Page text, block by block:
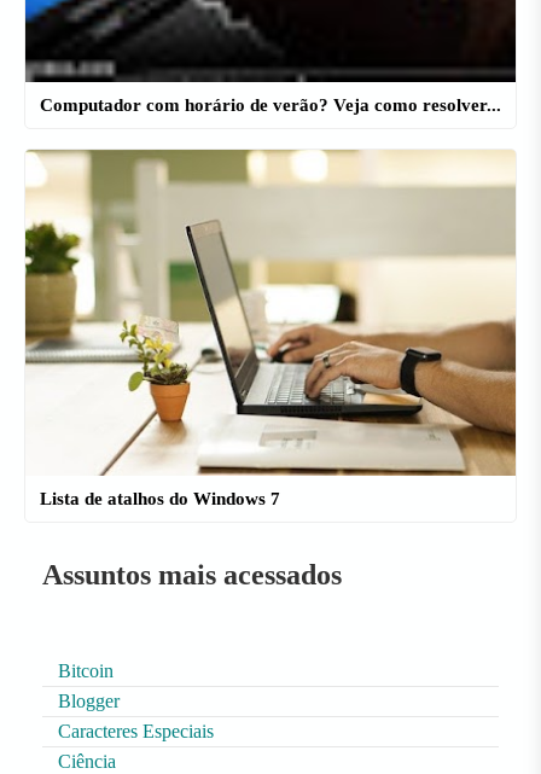
Computador com horário de verão? Veja como resolver...
Lista de atalhos do Windows 7
Assuntos mais acessados
Bitcoin
Blogger
Caracteres Especiais
Ciência